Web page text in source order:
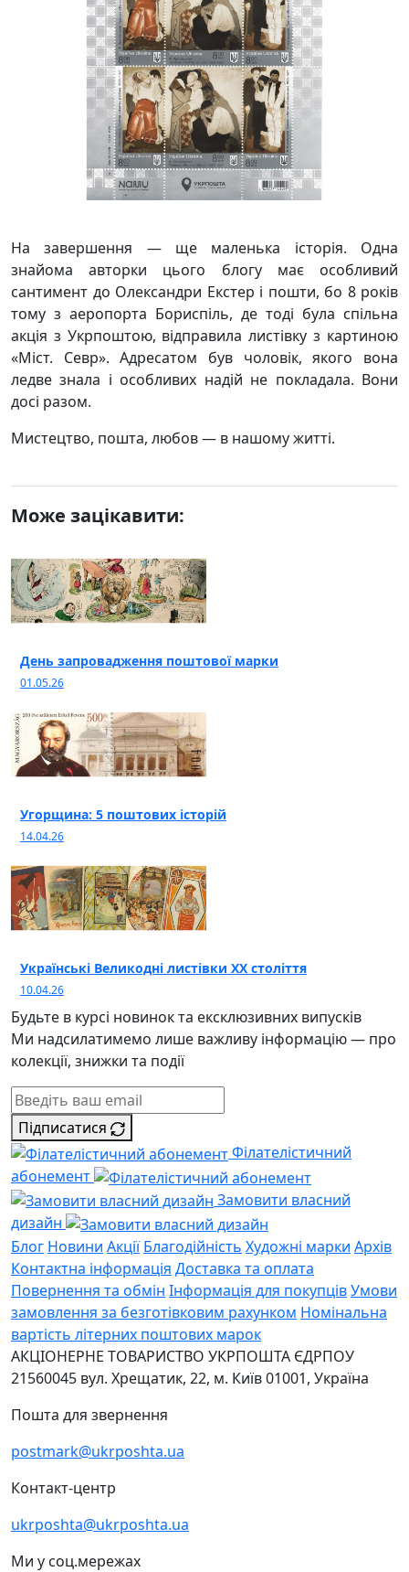
На завершення — ще маленька історія. Одна
знайома авторки цього блогу має особливий
сантимент до Олександри Екстер і пошти, бо 8 років
тому з аеропорта Бориспіль, де тоді була спільна
акція з Укрпоштою, відправила листівку з картиною
«Міст. Севр». Адресатом був чоловік, якого вона
ледве знала і особливих надій не покладала. Вони
досі разом.
Мистецтво, пошта, любов — в нашому житті.
Може зацікавити:
День запровадження поштової марки
01.05.26
Угорщина: 5 поштових історій
14.04.26
Українські Великодні листівки ХХ століття
10.04.26
Будьте в курсі новинок та ексклюзивних випусків
Ми надсилатимемо лише важливу інформацію — про
колекції, знижки та події
Підписатися
Філателістичний
абонемент
Замовити власний
дизайн
Блог Новини Акції Благодійність Художні марки Архів
Контактна інформація Доставка та оплата
Повернення та обмін Інформація для покупцівУмови
замовлення за безготівковим рахунком Номінальна
вартість літерних поштових марок
АКЦІОНЕРНЕ ТОВАРИСТВО УКРПОШТА ЄДРПОУ
21560045 вул. Хрещатик, 22, м. Київ01001, Україна
Пошта для звернення
postmark@ukrposhta.ua
Контакт-центр
ukrposhta@ukrposhta.ua
Ми у соц.мережах